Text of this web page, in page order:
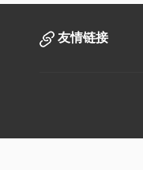
友情链接